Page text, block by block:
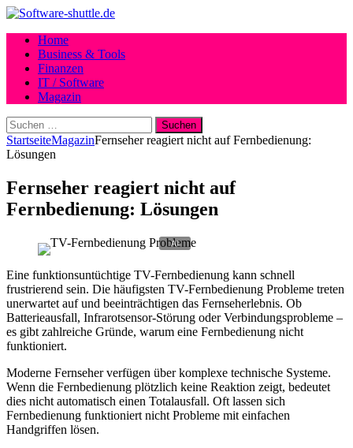
Home
Business & Tools
Finanzen
IT / Software
Magazin
Suchen
nach:
StartseiteMagazinFernseher reagiert nicht auf Fernbedienung:
Lösungen
Fernseher reagiert nicht auf
Fernbedienung: Lösungen
Eine funktionsuntüchtige TV-Fernbedienung kann schnell
frustrierend sein. Die häufigsten TV-Fernbedienung Probleme treten
unerwartet auf und beeinträchtigen das Fernseherlebnis. Ob
Batterieausfall, Infrarotsensor-Störung oder Verbindungsprobleme –
es gibt zahlreiche Gründe, warum eine Fernbedienung nicht
funktioniert.
Moderne Fernseher verfügen über komplexe technische Systeme.
Wenn die Fernbedienung plötzlich keine Reaktion zeigt, bedeutet
dies nicht automatisch einen Totalausfall. Oft lassen sich
Fernbedienung funktioniert nicht Probleme mit einfachen
Handgriffen lösen.